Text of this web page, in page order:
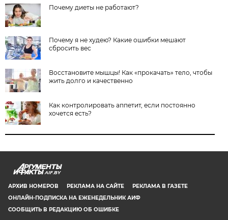
Почему диеты не работают?
Почему я не худею? Какие ошибки мешают
сбросить вес
Восстановите мышцы! Как «прокачать» тело, чтобы
жить долго и качественно
Как контролировать аппетит, если постоянно
хочется есть?
AIF.BY
АРХИВ НОМЕРОВ РЕКЛАМА НА САЙТЕ
РЕКЛАМА В ГАЗЕТЕ
ОНЛАЙН-ПОДПИСКА НА ЕЖЕНЕДЕЛЬНИК АИФ
СООБЩИТЬ В РЕДАКЦИЮ ОБ ОШИБКЕ